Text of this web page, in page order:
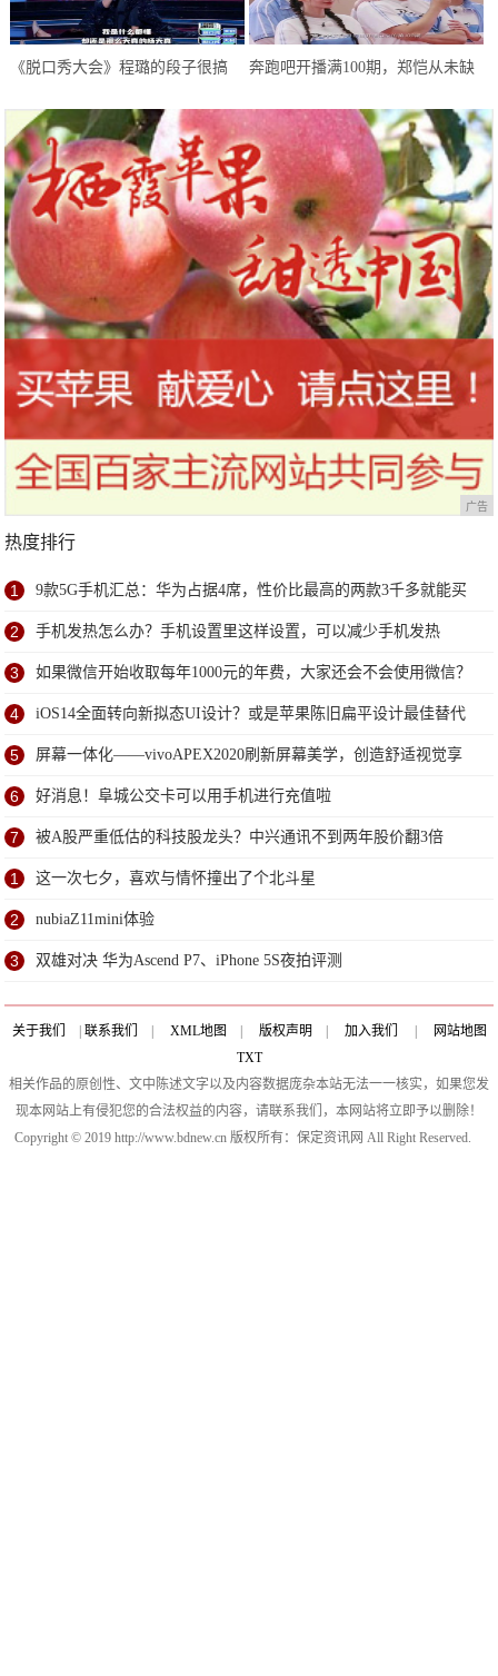
《脱口秀大会》程璐的段子很搞
奔跑吧开播满100期，郑恺从未缺
广告
热度排行
1 9款5G手机汇总：华为占据4席，性价比最高的两款3千多就能买
到
2 手机发热怎么办？手机设置里这样设置，可以减少手机发热
3 如果微信开始收取每年1000元的年费，大家还会不会使用微信？
4 iOS14全面转向新拟态UI设计？或是苹果陈旧扁平设计最佳替代
方案
5 屏幕一体化——vivoAPEX2020刷新屏幕美学，创造舒适视觉享
受
6 好消息！阜城公交卡可以用手机进行充值啦
7 被A股严重低估的科技股龙头？中兴通讯不到两年股价翻3倍
1 这一次七夕，喜欢与情怀撞出了个北斗星
2 nubiaZ11mini体验
3 双雄对决 华为Ascend P7、iPhone 5S夜拍评测
关于我们 联系我们 XML地图 版权声明 加入我们
网站地图
TXT
相关作品的原创性、文中陈述文字以及内容数据庞杂本站无法一一核实，如果您发
现本网站上有侵犯您的合法权益的内容，请联系我们，本网站将立即予以删除！
Copyright © 2019 http://www.bdnew.cn 版权所有：保定资讯网 All Right Reserved.